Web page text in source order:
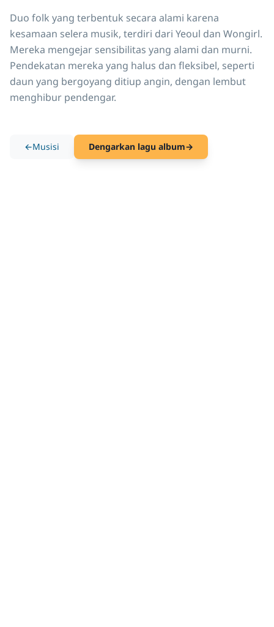
Duo folk yang terbentuk secara alami karena
kesamaan selera musik, terdiri dari Yeoul dan Wongirl.
Mereka mengejar sensibilitas yang alami dan murni.
Pendekatan mereka yang halus dan fleksibel, seperti
daun yang bergoyang ditiup angin, dengan lembut
menghibur pendengar.
←Musisi Dengarkan lagu album→